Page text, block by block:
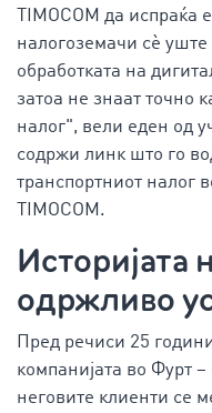
TIMOCOM да
налогоземачи сè
обработката на
затоа не знаат точно
налог", вели еден од
содржи линк што го
транспортниот налог
TIMOCOM.
Историјата
одржливо
Пред речиси 25
компанијата во Фурт
неговите клиенти се